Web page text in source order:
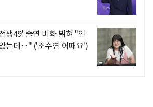
쟁49' 출연 비화 밝혀 "인
는데‥" ('조수연 어때요')